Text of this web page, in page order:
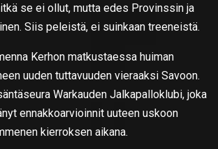
se ei ollut, mutta edes Provinssin ja
Siis peleistä, ei suinkaan treeneistä.
Kerhon matkustaessa huiman
uuden tuttavuuden vieraaksi Savoon.
Warkauden Jalkapalloklubi, joka
ennakkoarvioinnit uuteen uskoon
kierroksen aikana.